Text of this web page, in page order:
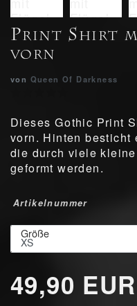
Print Shirt
vorn
von Queen Of Darkness
Dieses Gothic Print
vorn. Hinten besticht
die durch viele
geformt werden.
Artikelnummer
Größe
49,90 EUR